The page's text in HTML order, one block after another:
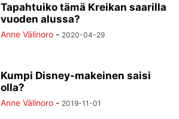
Tapahtuiko tämä Kreikan saarilla
vuoden alussa?
Anne Välinoro - 2020-04-29
Kumpi Disney-makeinen saisi
olla?
Anne Välinoro - 2019-11-01